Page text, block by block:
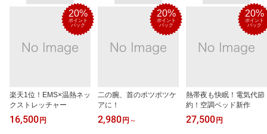
20%
ポイント
バック
楽天1位！EMS×温熱ネッ
クストレッチャー
16,500 円
20%
ポイント
バック
二の腕、首のポツポツケ
アに！
2,980 円 ～
20%
ポイント
バック
熱帯夜も快眠！電気代節
約！空調ベッド新作
27,500 円